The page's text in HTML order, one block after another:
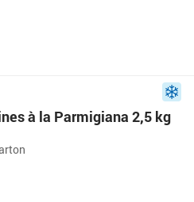
à la Parmigiana 2,5 kg